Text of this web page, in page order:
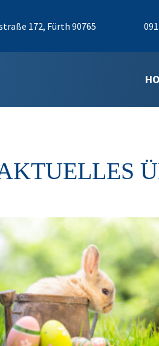
172, Fürth 90765